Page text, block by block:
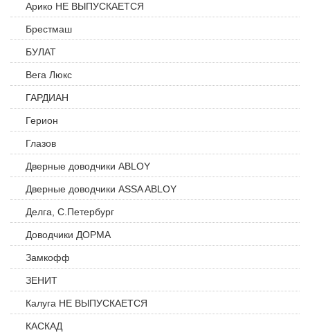
Арико НЕ ВЫПУСКАЕТСЯ
Брестмаш
БУЛАТ
Вега Люкс
ГАРДИАН
Герион
Глазов
Дверные доводчики ABLOY
Дверные доводчики ASSA ABLOY
Делга, С.Петербург
Доводчики ДОРМА
Замкофф
ЗЕНИТ
Калуга НЕ ВЫПУСКАЕТСЯ
КАСКАД